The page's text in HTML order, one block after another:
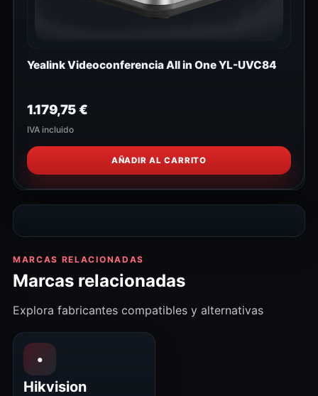
Yealink Videoconferencia All in One YL-UVC84
1.179,75€
IVA incluido
AÑADIR AL CARRITO
MARCAS RELACIONADAS
Marcas relacionadas
Explora fabricantes compatibles y alternativas
•
Hikvision